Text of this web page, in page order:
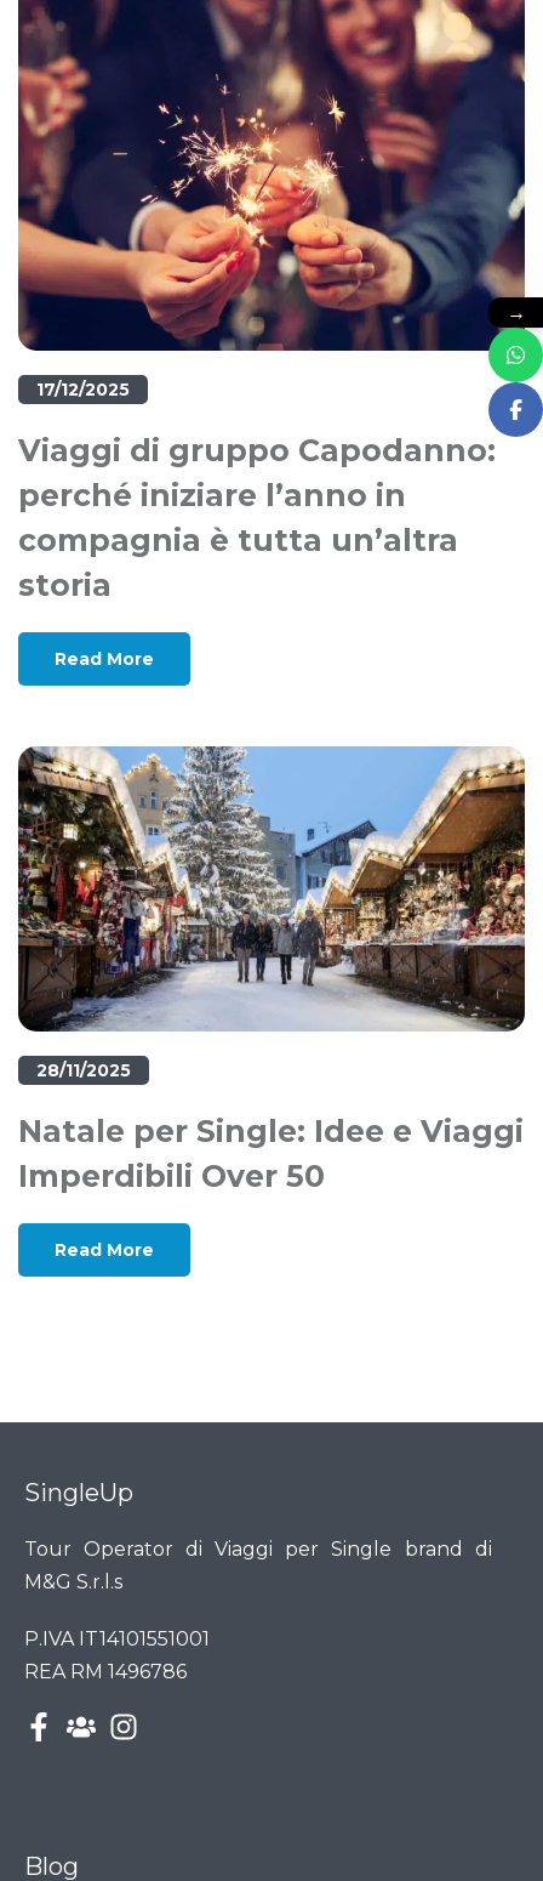
17/12/2025
Viaggi di gruppo Capodanno:
perché iniziare l’anno in
compagnia è tutta un’altra
storia
Read More
28/11/2025
Natale per Single: Idee e Viaggi
Imperdibili Over 50
Read More
SingleUp
Tour Operator di Viaggi per Single brand di
M&G S.r.l.s
P.IVA IT14101551001
REA RM 1496786
Blog
→